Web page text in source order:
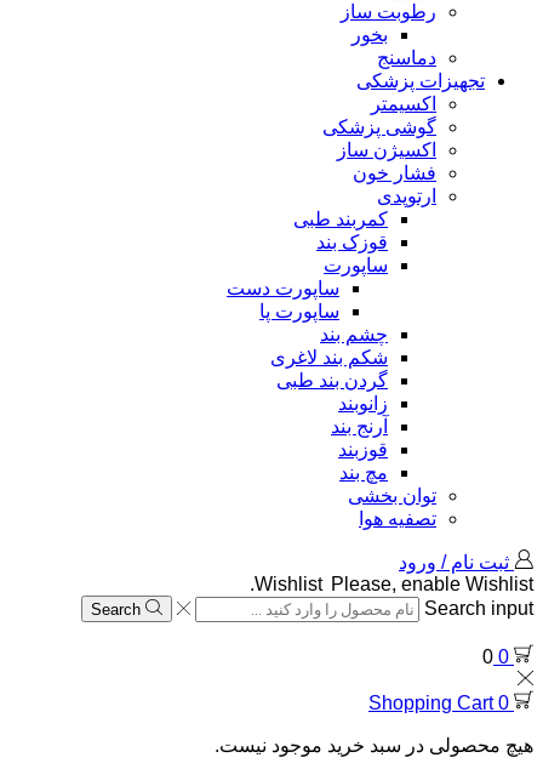
رطوبت ساز
بخور
دماسنج
تجهیزات پزشکی
اکسیمتر
گوشی پزشکی
اکسیژن ساز
فشار خون
ارتوپدی
کمربند طبی
قوزک بند
ساپورت
ساپورت دست
ساپورت پا
چشم بند
شکم بند لاغری
گردن بند طبی
زانوبند
آرنج بند
قوزبند
مچ بند
توان بخشی
تصفیه هوا
ثبت نام / ورود
Wishlist Please, enable Wishlist.
Search input
Search
0
0
0
Shopping Cart
هیچ محصولی در سبد خرید موجود نیست.